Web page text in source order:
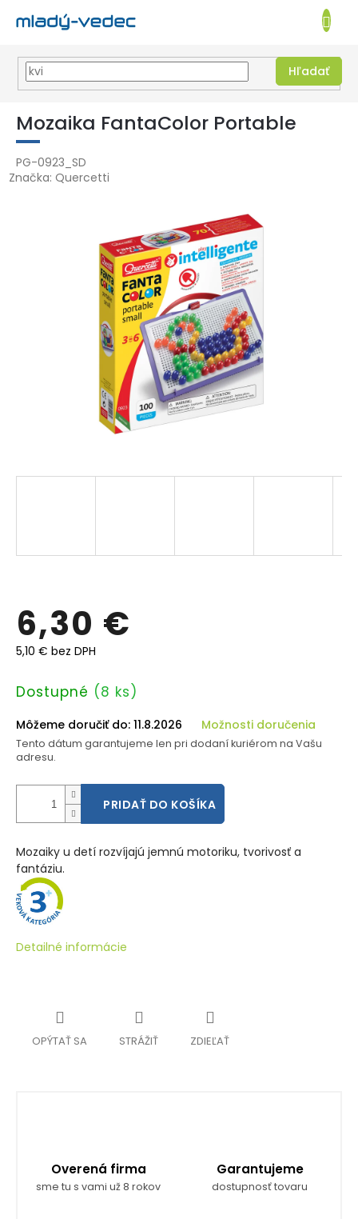
Prejsť
obsah
EUR
Hľadať
KOŠÍK
Mozaika FantaColor Portable
PG-0923_SD
Značka: Quercetti
6,30 €
5,10 € bez DPH
Jednotková
Dostupné (8 ks)
Môžeme doručiť do: 11.8.2026 Možnosti doručenia
Tento dátum garantujeme len pri dodaní kuriérom na Vašu
adresu.
PRIDAŤ DO KOŠÍKA
Mozaiky u detí rozvíjajú jemnú motoriku, tvorivosť a
fantáziu.
Detailné informácie
OPÝTAŤ SA STRÁŽIŤ ZDIEĽAŤ
Overená firma
sme tu s vami už 8 rokov
Garantujeme
dostupnosť tovaru